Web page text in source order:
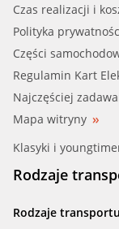
Czas realizacji i
Polityka
Części
Regulamin Kart
Najczęściej
Mapa witryny
Klasyki i
Rodzaje
Rodzaje transportu